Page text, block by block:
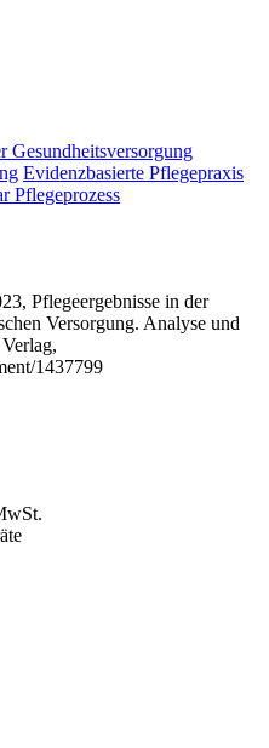
Gesundheitsversorgung
Evidenzbasierte Pflegepraxis
Pflegeprozess
Pflegeergebnisse in der
Versorgung. Analyse und
1437799